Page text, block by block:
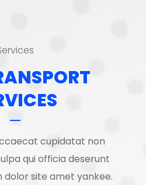
cupidatat non
qui officia deserunt
dolor site amet yankee.